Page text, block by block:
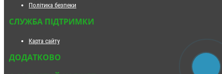
Політика безпеки
СЛУЖБА ПІДТРИМКИ
Карта сайту
ДОДАТКОВО